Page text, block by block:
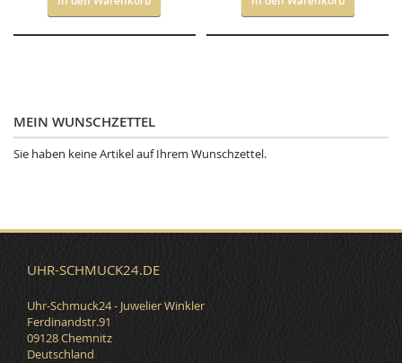
MEIN WUNSCHZETTEL
Sie haben keine Artikel auf Ihrem Wunschzettel.
UHR-SCHMUCK24.DE
Uhr-Schmuck24 - Juwelier Winkler
Ferdinandstr.91
09128 Chemnitz
Deutschland